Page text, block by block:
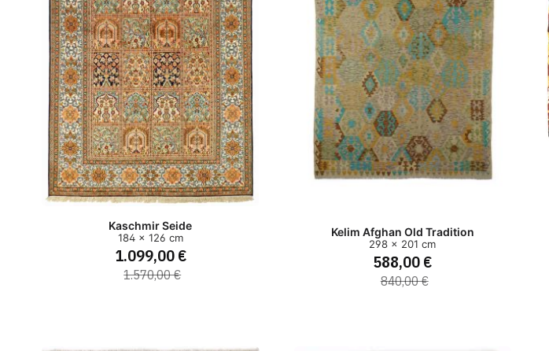
Kaschmir Seide
184 x 126 cm
1.099,00 €
1.570,00 €
Kelim Afghan Old Tradition
298 x 201 cm
588,00 €
840,00 €